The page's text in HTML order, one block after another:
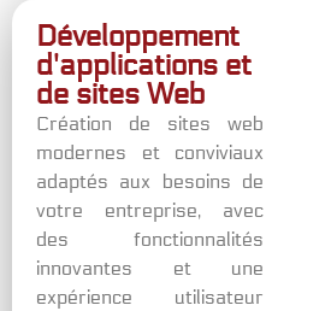
Développement
d'applications et
de sites Web
Création de sites web
modernes et conviviaux
adaptés aux besoins de
votre entreprise, avec
des fonctionnalités
innovantes et une
expérience utilisateur